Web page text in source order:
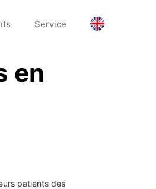
Service
en
patients des